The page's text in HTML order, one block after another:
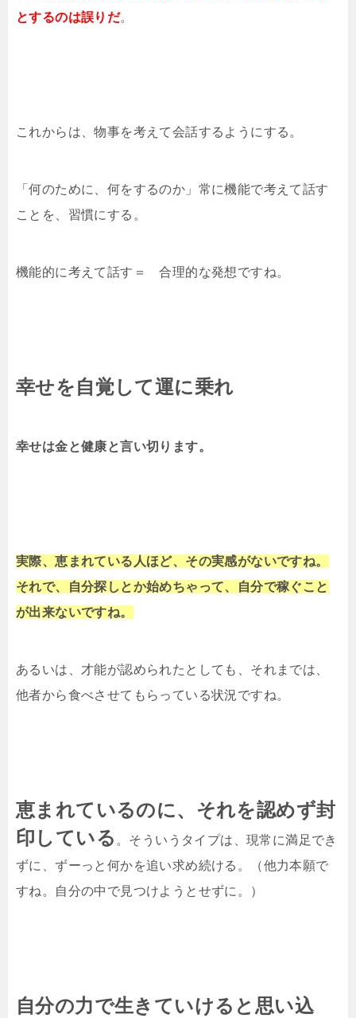
とするのは誤りだ。
これからは、物事を考えて会話するようにする。
「何のために、何をするのか」常に機能で考えて話す
ことを、習慣にする。
機能的に考えて話す＝ 合理的な発想ですね。
幸せを自覚して運に乗れ
幸せは金と健康と言い切ります。
実際、恵まれている人ほど、その実感がないですね。
それで、自分探しとか始めちゃって、自分で稼ぐこと
が出来ないですね。
あるいは、才能が認められたとしても、それまでは、
他者から食べさせてもらっている状況ですね。
恵まれているのに、それを認めず封
印している 。そういうタイプは、現常に満足でき
ずに、ずーっと何かを追い求め続ける。（他力本願で
すね。自分の中で見つけようとせずに。）
自分の力で生きていけると思い込